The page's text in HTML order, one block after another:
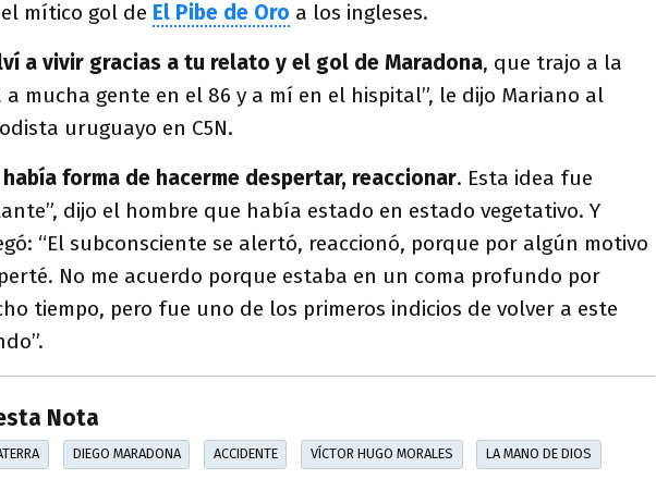
mítico gol de El Pibe de Oro a los ingleses.
a vivir gracias a tu relato y el gol de Maradona, que trajo a la
a mucha gente en el 86 y a mí en el hispital”, le dijo Mariano al
uruguayo en C5N.
había forma de hacerme despertar, reaccionar. Esta idea fue
dijo el hombre que había estado en estado vegetativo. Y
“El subconsciente se alertó, reaccionó, porque por algún motivo
No me acuerdo porque estaba en un coma profundo por
tiempo, pero fue uno de los primeros indicios de volver a este
Nota
DIEGO MARADONA ACCIDENTE VÍCTOR HUGO MORALES LA MANO DE DIOS